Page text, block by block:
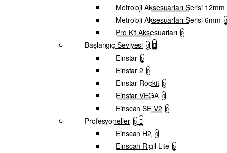
Metroloji Aksesuarları Serisi 12mm
Metroloji Aksesuarları Serisi 6mm 0
Pro Kit Aksesuarları 0
Başlangıç Seviyesi 0
Einstar 0
Einstar 2 0
Einstar Rockit 0
Einstar VEGA 0
Einscan SE V2 0
Profesyoneller 0
Einscan H2 0
Einscan Rigil Lite 0